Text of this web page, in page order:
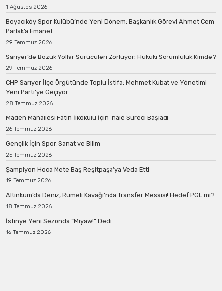
1 Ağustos 2026
Boyacıköy Spor Kulübü’nde Yeni Dönem: Başkanlık Görevi Ahmet Cem
Parlak’a Emanet
29 Temmuz 2026
Sarıyer’de Bozuk Yollar Sürücüleri Zorluyor: Hukuki Sorumluluk Kimde?
29 Temmuz 2026
CHP Sarıyer İlçe Örgütünde Toplu İstifa: Mehmet Kubat ve Yönetimi
Yeni Parti’ye Geçiyor
28 Temmuz 2026
Maden Mahallesi Fatih İlkokulu İçin İhale Süreci Başladı
26 Temmuz 2026
Gençlik İçin Spor, Sanat ve Bilim
25 Temmuz 2026
Şampiyon Hoca Mete Baş Reşitpaşa’ya Veda Etti
19 Temmuz 2026
Altınkum’da Deniz, Rumeli Kavağı’nda Transfer Mesaisi! Hedef PGL mi?
18 Temmuz 2026
İstinye Yeni Sezonda “Miyaw!” Dedi
16 Temmuz 2026